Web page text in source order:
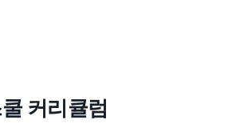
커리큘럼